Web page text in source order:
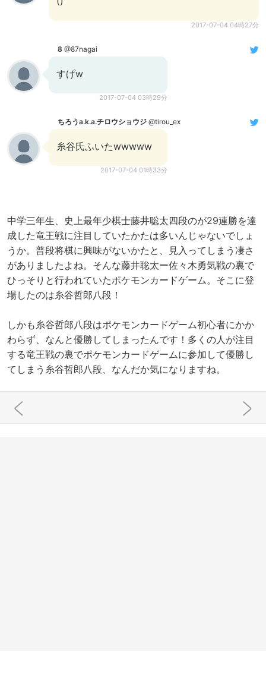
2017-07-04 04時27分
8 @87nagai
すげw
2017-07-04 03時29分
ちろうa.k.a.チロウショウジ @tirou_ex
糸谷氏ふいたwwwww
2017-07-04 01時33分
中学三年生、史上最年少棋士藤井聡太四段のが29連勝を達
成した竜王戦に注目していたかたは多いんじゃないでしょ
うか。普段将棋に興味がないかたと、見入ってしまう凄さ
がありましたよね。そんな藤井聡太ー佐々木勇気戦の裏で
ひっそりと行われていたポケモンカードゲーム。そこに登
場したのは糸谷哲郎八段！
しかも糸谷哲郎八段はポケモンカードゲーム初心者にかか
わらず、なんと優勝してしまったんです！多くの人が注目
する竜王戦の裏でポケモンカードゲームに参加して優勝し
てしまう糸谷哲郎八段、なんだか気になりますね。